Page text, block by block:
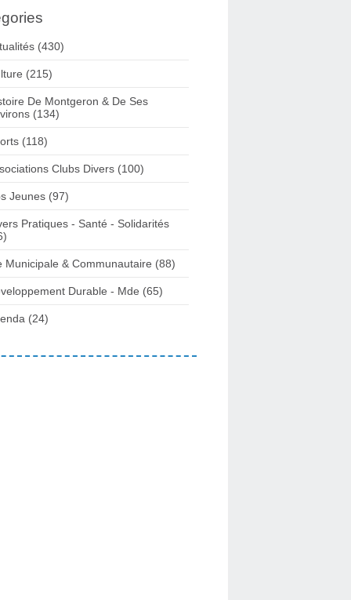
(430)
(215)
De Montgeron & De Ses
(134)
(118)
Clubs Divers (100)
Jeunes (97)
Pratiques - Santé - Solidarités
Municipale & Communautaire (88)
Durable - Mde (65)
(24)